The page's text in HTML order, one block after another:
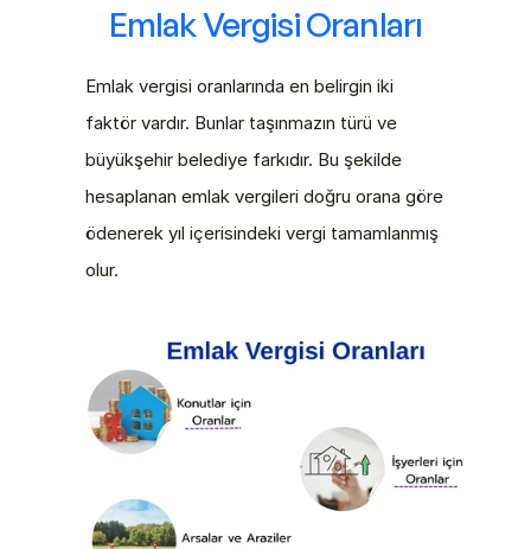
Emlak Vergisi Oranları
Emlak vergisi oranlarında en belirgin iki
faktör vardır. Bunlar taşınmazın türü ve
büyükşehir belediye farkıdır. Bu şekilde
hesaplanan emlak vergileri doğru orana göre
ödenerek yıl içerisindeki vergi tamamlanmış
olur.